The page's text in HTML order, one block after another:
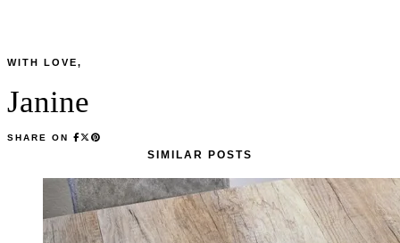
WITH LOVE,
Janine
SHARE ON
SIMILAR POSTS